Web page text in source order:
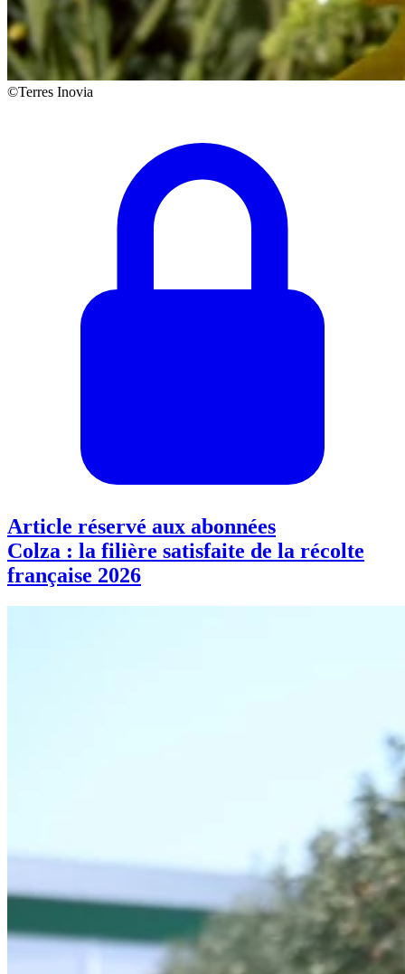
©Terres Inovia
Article réservé aux abonnées
Colza : la filière satisfaite de la récolte
française 2026